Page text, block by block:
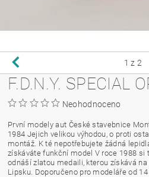
1 z 2
F.D.N.Y.
Neohodnoceno
První modely aut České stavebnice
1984 Jejich velikou výhodou, o proti
montáž. K té nepotřebujete žádná
získáváte funkční model V roce 1988
odnáší zlatou medaili, kterou získává
Lipsku. Doporučeno pro modeláře od 14